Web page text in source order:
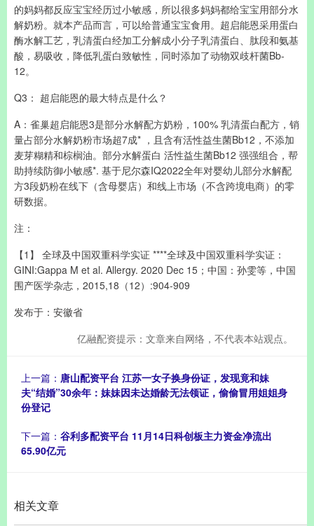
的妈妈都反应宝宝经历过小敏感，所以很多妈妈都给宝宝用部分水
解奶粉。就本产品而言，可以给普通宝宝食用。超启能恩采用蛋白
酶水解工艺，乳清蛋白经加工分解成小分子乳清蛋白、肽段和氨基
酸，易吸收，降低乳蛋白致敏性，同时添加了动物双歧杆菌Bb-
12。
Q3： 超启能恩的最大特点是什么？
A：雀巢超启能恩3是部分水解配方奶粉，100% 乳清蛋白配方，销
量占部分水解奶粉市场超7成* ，且含有活性益生菌Bb12，不添加
麦芽糊精和棕榈油。部分水解蛋白 活性益生菌Bb12 强强组合，帮
助持续防御小敏感*. 基于尼尔森IQ2022全年对婴幼儿部分水解配
方3段奶粉在线下（含母婴店）和线上市场（不含跨境电商）的零
研数据。
注：
【1】 全球及中国双重科学实证 ****全球及中国双重科学实证：
GINI:Gappa M et al. Allergy. 2020 Dec 15；中国：孙雯等，中国
围产医学杂志，2015,18（12）:904-909
发布于：安徽省
亿融配资提示：文章来自网络，不代表本站观点。
上一篇： 唐山配资平台 江苏一女子换身份证，发现竟和妹
夫“结婚”30余年：妹妹因未达婚龄无法领证，偷偷冒用姐姐身
份登记
下一篇： 谷利多配资平台 11月14日科创板主力资金净流出
65.90亿元
相关文章